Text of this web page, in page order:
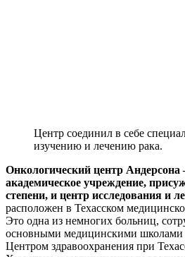
Центр соединил в себе
изучению и лечению рака.
Онкологический центр Андерсона
академическое учреждение,
степени, и центр исследования и
расположен в Техасском
Это одна из немногих больниц,
основными медицинскими школами
Центром здравоохранения при